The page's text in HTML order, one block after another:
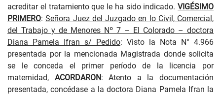
acreditar el tratamiento que le ha sido indicado. VIGÉSIMO
PRIMERO:Señora Juez del Juzgado en lo Civil, Comercial,
del Trabajo y de Menores Nº 7 – El Colorado – doctora
Diana Pamela Ifran s/ Pedido: Visto la Nota N° 4.966
presentada por la mencionada Magistrada donde solicita
se le conceda el primer período de la licencia por
maternidad, ACORDARON: Atento a la documentación
presentada, concédase a la doctora Diana Pamela Ifran la